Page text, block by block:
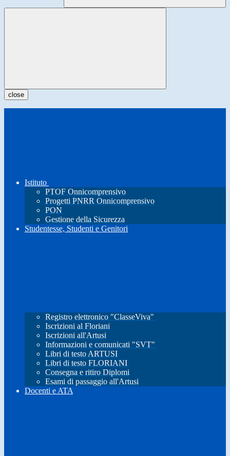
close
Istituto
PTOF Onnicomprensivo
Progetti PNRR Onnicomprensivo
PON
Gestione della Sicurezza
Studentesse, Studenti e Genitori
Registro elettronico "ClasseViva"
Iscrizioni al Floriani
Iscrizioni all'Artusi
Informazioni e comunicati "SVT"
Libri di testo ARTUSI
Libri di testo FLORIANI
Consegna e ritiro Diplomi
Esami di passaggio all'Artusi
Docenti e ATA